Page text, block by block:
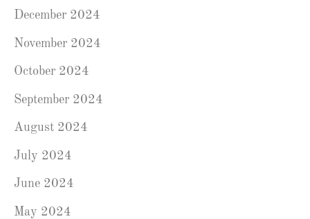
December 2024
November 2024
October 2024
September 2024
August 2024
July 2024
June 2024
May 2024